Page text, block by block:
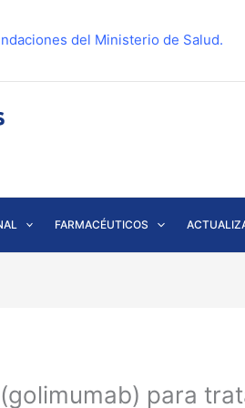
del Ministerio de Salud.
FARMACÉUTICOS
para